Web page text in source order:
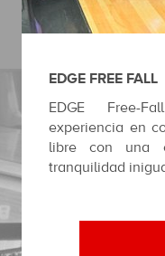
EDGE FREE FALL
EDGE Free-
experiencia en
libre con una
tranquilidad